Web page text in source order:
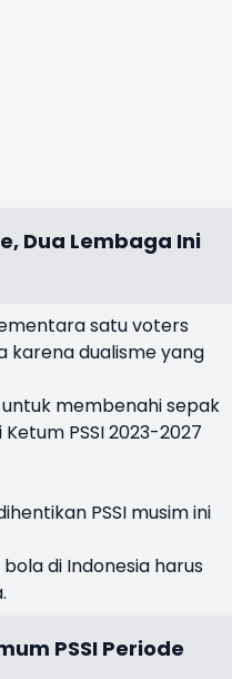
Dua Lembaga Ini
satu voters
karena dualisme yang
membenahi sepak
PSSI 2023-2027
PSSI musim ini
di Indonesia harus
PSSI Periode